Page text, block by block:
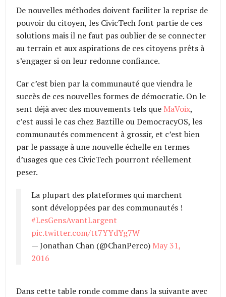
De nouvelles méthodes doivent faciliter la reprise de
pouvoir du citoyen, les CivicTech font partie de ces
solutions mais il ne faut pas oublier de se connecter
au terrain et aux aspirations de ces citoyens prêts à
s’engager si on leur redonne confiance.
Car c’est bien par la communauté que viendra le
succès de ces nouvelles formes de démocratie. On le
sent déjà avec des mouvements tels que MaVoix,
c’est aussi le cas chez Baztille ou DemocracyOS, les
communautés commencent à grossir, et c’est bien
par le passage à une nouvelle échelle en termes
d’usages que ces CivicTech pourront réellement
peser.
La plupart des plateformes qui marchent
sont développées par des communautés !
#LesGensAvantLargent
pic.twitter.com/tt7YYdYg7W
— Jonathan Chan (@ChanPerco) May 31,
2016
Dans cette table ronde comme dans la suivante avec